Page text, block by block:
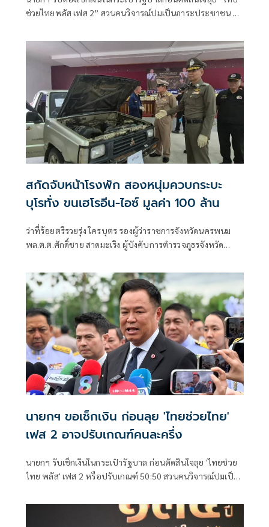
ช่วยไทยพลัส เฟส 2” สวนคนวิจารณ์ปมเป็นภาระประชาชน ชี้
ไทยพลัสหรือไม่
สกัดจับหน้าโรงพัก สองหนุ่มควบกระบะ
บุโรทั่ง ขนเฮโรอีน-ไอซ์ มูลค่า 100 ล้าน
ว่าที่ร้อยตรีรวยรุ่ง ใครบุตร รองผู้ว่าราชการจังหวัดนครพนม
พล.ต.ต.ศักดิ์ชาย สาดมะเริง ผู้บังคับการตำรวจภูธรจังหวัด
ผู้กำกับสืบสวนตำรวจภูธรจังหวัดนครพนม
นายกฯ ขอเช็กเงิน ก่อนลุย 'ไทยช่วยไทย'
เฟส 2 อาจปรับเกณฑ์คนละครึ่ง
นายกฯ รับเช็กเงินในกระเป๋ารัฐบาล ก่อนตัดสินใจลุย 'ไทยช่วย
ไทย พลัส' เฟส 2 หรือปรับเกณฑ์ 50:50 สวนคนวิจารณ์ปมเป็น
แข็งแรง